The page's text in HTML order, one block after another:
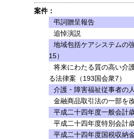
案件：
弔詞贈呈報告
追悼演説
地域包括ケアシステムの
15）
将来にわたる質の高い介
る法律案（193国会衆7）
介護・障害福祉従事者の
金融商品取引法の一部を
平成二十四年度一般会計
平成二十四年度特別会計
平成二十四年度国税収納